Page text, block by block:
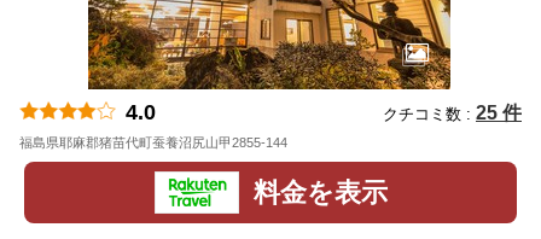
4.0 クチコミ数 : 25 件
福島県耶麻郡猪苗代町蚕養沼尻山甲2855-144
料金を表示